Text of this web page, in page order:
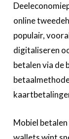
online
populair,
digitaliseren
betalen via de
Mobiel